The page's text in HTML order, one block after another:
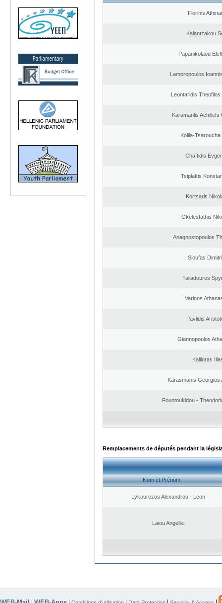
Florinis
Kalantzakou
Papanikolaou
Lampropoulos
Leontaridis
Karamanlis Achillefs
Kollia-Tsaroucha
Chaïtidis
Tsiplakis
Kortsaris
Gkelestathis
Anagnostopoulos
Sioufas
Taliadouros
Varinos
Pavlidis
Giannopoulos
Kallioras
Karasmanis Georgios
Fountoukidou -
Remplacements de députés pendant la
Nom et Prénom
Lykourezos Alexandros - Leon
Laiou Angeliki
| | | | |